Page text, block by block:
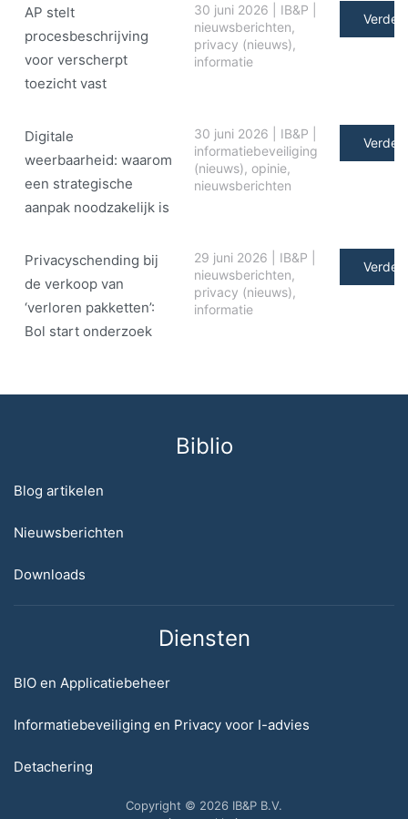
AP stelt
procesbeschrijving
voor verscherpt
toezicht vast
30 juni 2026 IB&P
nieuwsberichten,
privacy (nieuws),
informatie
Verder
Digitale
weerbaarheid: waarom
een strategische
aanpak noodzakelijk is
30 juni 2026 IB&P
informatiebeveiliging
(nieuws), opinie,
nieuwsberichten
Verder
Privacyschending bij
de verkoop van
‘verloren pakketten’:
Bol start onderzoek
29 juni 2026 IB&P
nieuwsberichten,
privacy (nieuws),
informatie
Verder
Biblio
Blog artikelen
Nieuwsberichten
Downloads
Diensten
BIO en Applicatiebeheer
Informatiebeveiliging en Privacy voor I-advies
Detachering
Copyright © 2026 IB&P B.V.